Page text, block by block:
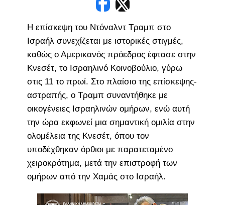
Η επίσκεψη του Ντόναλντ Τραμπ στο
Ισραήλ συνεχίζεται με ιστορικές στιγμές,
καθώς ο Αμερικανός πρόεδρος έφτασε στην
Κνεσέτ, το Ισραηλινό Κοινοβούλιο, γύρω
στις 11 το πρωί. Στο πλαίσιο της επίσκεψης-
αστραπής, ο Τραμπ συναντήθηκε με
οικογένειες Ισραηλινών ομήρων, ενώ αυτή
την ώρα εκφωνεί μια σημαντική ομιλία στην
ολομέλεια της Κνεσέτ, όπου τον
υποδέχθηκαν όρθιοι με παρατεταμένο
χειροκρότημα, μετά την επιστροφή των
ομήρων από την Χαμάς στο Ισραήλ.